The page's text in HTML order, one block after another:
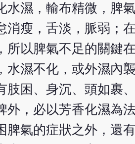
濕，輸布精微，脾
瘦，舌淡，脈弱；
以脾氣不足的關鍵
濕不化，或外濕內
困、身沉、頭如裹
，必以芳香化濕為
氣的症狀之外，還